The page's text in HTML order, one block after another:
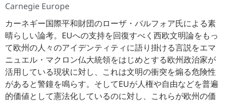
Carnegie Europe
カーネギー国際平和財団のローザ・ バルフォア氏による素
晴らしい論考。 EUへの支持を回復すべく西欧文明論をもっ
て欧州の人々のアイデンティティに語り掛ける言説をエマ
ニュエル・ マクロン仏大統領をはじめとする欧州政治家が
活用している現状に対し、これは文明の衝突を煽る危険性
があると警鐘を鳴らす。 そしてEUが人権や自由などを普遍
的価値として憲法化しているのに対し、これらが欧州の価